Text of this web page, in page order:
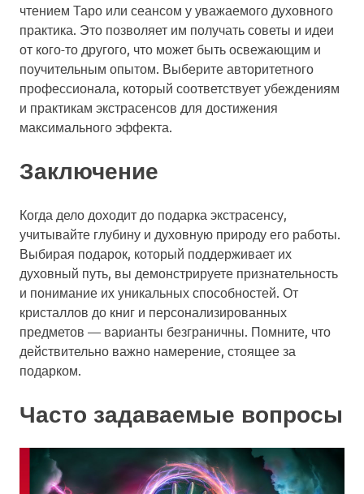
чтением Таро или сеансом у уважаемого духовного
практика. Это позволяет им получать советы и идеи
от кого-то другого, что может быть освежающим и
поучительным опытом. Выберите авторитетного
профессионала, который соответствует убеждениям
и практикам экстрасенсов для достижения
максимального эффекта.
Заключение
Когда дело доходит до подарка экстрасенсу,
учитывайте глубину и духовную природу его работы.
Выбирая подарок, который поддерживает их
духовный путь, вы демонстрируете признательность
и понимание их уникальных способностей. От
кристаллов до книг и персонализированных
предметов — варианты безграничны. Помните, что
действительно важно намерение, стоящее за
подарком.
Часто задаваемые вопросы